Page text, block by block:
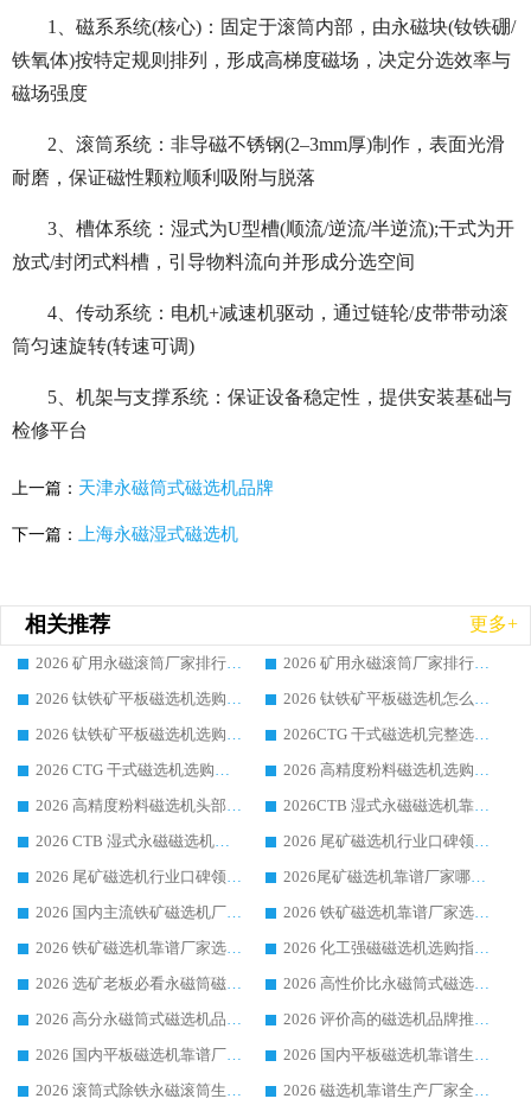
1、磁系系统(核心)：固定于滚筒内部，由永磁块(钕铁硼/
铁氧体)按特定规则排列，形成高梯度磁场，决定分选效率与
磁场强度
2、滚筒系统：非导磁不锈钢(2–3mm厚)制作，表面光滑
耐磨，保证磁性颗粒顺利吸附与脱落
3、槽体系统：湿式为U型槽(顺流/逆流/半逆流);干式为开
放式/封闭式料槽，引导物料流向并形成分选空间
4、传动系统：电机+减速机驱动，通过链轮/皮带带动滚
筒匀速旋转(转速可调)
5、机架与支撑系统：保证设备稳定性，提供安装基础与
检修平台
上一篇： 天津永磁筒式磁选机品牌
下一篇： 上海永磁湿式磁选机
相关推荐 更多+
2026 矿用永磁滚筒厂家排行榜选购干货指南 行业口碑标杆华体会手机网页版-华体会(中国) 实力出众
2026 矿用永磁滚筒厂家排行榜选购指南，行业口碑领域强者华体会手机网页版-华体会(中国)
2026 钛铁矿平板磁选机选购全攻略 市场公认优质品牌厂家实力排行榜
2026 钛铁矿平板磁选机怎么选 靠谱生产企业实力排行榜选购参考攻略
2026 钛铁矿平板磁选机选购指南 行业口碑优选品牌生产企业实力排行榜
2026CTG 干式磁选机完整选购指南 行业口碑顶尖靠谱生产龙头厂家实力推荐
2026 CTG 干式磁选机选购指南|行业口碑靠谱生产厂家领域强者推荐
2026 高精度粉料磁选机选购全攻略 行业优质品牌华体会手机网页版-华体会(中国) 实力深度解析
2026 高精度粉料磁选机头部厂家选购指南 行业口碑靠谱品牌推荐 领域强者华体会手机网页版-华体会(中国) 解析
2026CTB 湿式永磁磁选机靠谱厂家实力排行榜 铁矿选矿设备采购全流程选购指南
2026 CTB 湿式永磁磁选机选购指南|行业口碑良好品牌推荐，领域强者华体会手机网页版-华体会(中国)
2026 尾矿磁选机行业口碑领域强者，源头直供国内主流厂家华体会手机网页版-华体会(中国) 一站式服务
2026 尾矿磁选机行业口碑领域强者，源头直供国内主流厂家华体会手机网页版-华体会(中国) 一站式服务
2026尾矿磁选机靠谱厂家哪家好 行业口碑领域强者华体会手机网页版-华体会(中国) 推荐
2026 国内主流铁矿磁选机厂家选购指南|行业口碑好品牌推荐，领域强者华体会手机网页版-华体会(中国)
2026 铁矿磁选机靠谱厂家选购全攻略 行业标杆华体会手机网页版-华体会(中国) 设备性价比出众
2026 铁矿磁选机靠谱厂家选购指南，领域强者华体会手机网页版-华体会(中国) 铁矿磁选机性价比高
2026 化工强磁磁选机选购指南 5 家行业口碑靠谱厂家领域强者推荐
2026 选矿老板必看永磁筒磁选机推荐 行业头部品牌口碑设备选购全攻略
2026 高性价比永磁筒式磁选机品牌盘点 行业强者口碑实测选购完整指南
2026 高分永磁筒式磁选机品牌推荐 选矿设备强者对比测评采购避坑全攻略
2026 评价高的磁选机品牌推荐选购指南，永磁筒式磁选机设备领域强者全景行业口碑解析
2026 国内平板磁选机靠谱厂家排名 行业实测口碑设备按需选购全指南
2026 国内平板磁选机靠谱生产厂家推荐排名|行业口碑选购指南，领域强者按需选设备
2026 滚筒式除铁永磁滚筒生产厂家推荐排名|行业口碑选购指南，领域强者源头厂商精选
2026 磁选机靠谱生产厂家全梳理 分场景选型行业头部品牌选购参考攻略